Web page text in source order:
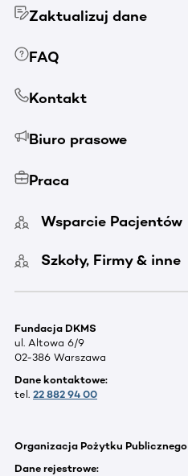
Zaktualizuj dane
FAQ
Kontakt
Biuro prasowe
Praca
Wsparcie Pacjentów
Szkoły, Firmy & inne
Fundacja DKMS
ul. Altowa 6/9
02-386 Warszawa
Dane kontaktowe:
tel. 22 882 94 00
Organizacja Pożytku Publicznego
Dane rejestrowe: